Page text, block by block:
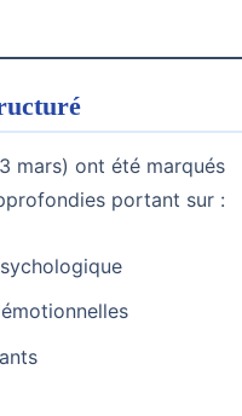
mars) ont été marqués
portant sur :